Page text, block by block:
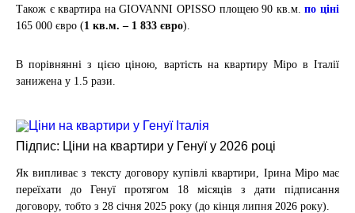
Також є квартира наGIOVANNI OPISSO площею90 кв.м.по ціні
165 000 євро (1 кв.м. – 1 833 євро).
В порівнянні з цією ціною, вартість на квартиру Міро в Італії
занижена у 1.5 рази.
Підпис: Ціни на квартири у Генуї у 2026 році
Як випливає з тексту договорукупівлі квартири, Ірина Міро має
переїхати до Генуї протягом 18 місяців з дати підписання
договору, тобто з 28 січня 2025 року (до кінця липня 2026 року).